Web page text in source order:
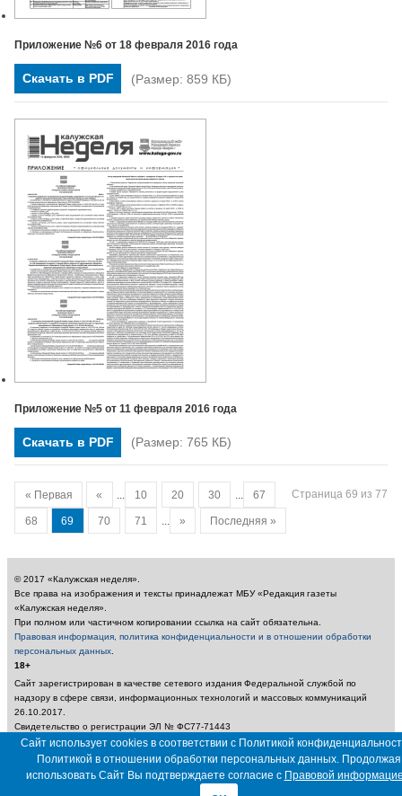
Приложение №6 от 18 февраля 2016 года
Скачать в PDF (Размер: 859 КБ)
Приложение №5 от 11 февраля 2016 года
Скачать в PDF (Размер: 765 КБ)
Страница 69 из 77
« Первая « 10 20 30 67
68 69 70 71 » Последняя »
© 2017 «Калужская неделя».
Все права на изображения и тексты принадлежат МБУ «Редакция газеты
«Калужская неделя».
При полном или частичном копировании ссылка на сайт обязательна.
Правовая информация, политика конфиденциальности и в отношении обработки
персональных данных.
18+
Сайт зарегистрирован в качестве сетевого издания Федеральной службой по
надзору в сфере связи, информационных технологий и массовых коммуникаций
26.10.2017.
Свидетельство о регистрации ЭЛ № ФС77-71443
Учредитель: Муниципальное бюджетное учреждение «Редакция газеты «Калужская
неделя»
Главный редактор: Амбарцумян А. Ю. / Электронный адрес редакции:
nedelya_kaluga@adm.kaluga.ru / Телефон редакции: 400-424
Сайт использует cookies в соответствии с Политикой
Политикой в отношении обработки персональных данных. Продолжая
использовать Сайт Вы подтверждаете согласие с Правовой